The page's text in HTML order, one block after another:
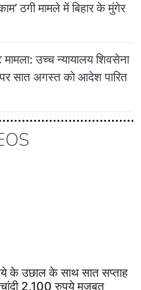
ठगी मामले में बिहार के मुंगेर
मामला: उच्च न्यायालय शिवसेना
पर सात अगस्त को आदेश पारित
के उछाल के साथ सात सप्ताह
2,100 रुपये मजबूत